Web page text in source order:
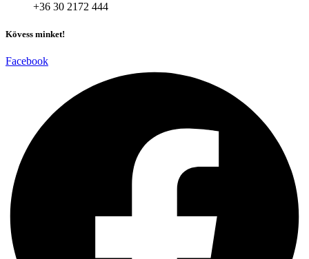
+36 30 2172 444
Kövess minket!
Facebook